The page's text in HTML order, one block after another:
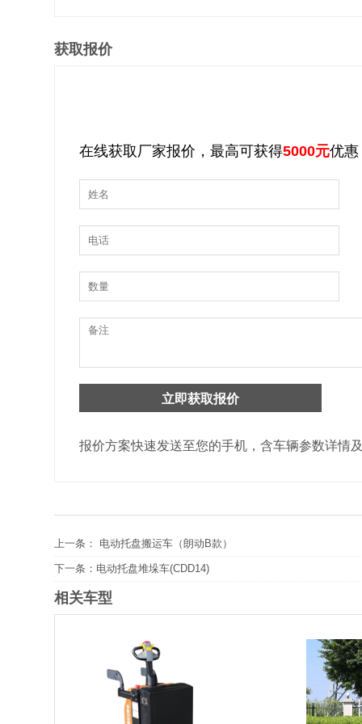
获取报价
在线获取厂家报价，最高可获得5000元优惠
报价方案快速发送至您的手机，含车辆参数详情
上一条： 电动托盘搬运车（朗动B款）
下一条： 电动托盘堆垛车(CDD14)
相关车型